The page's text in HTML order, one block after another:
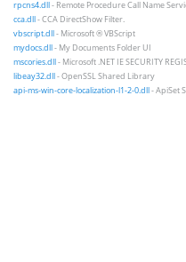
rpcns4.dll- Remote Procedure Call Name
cca.dll- CCA DirectShow Filter.
vbscript.dll- Microsoft ® VBScript
mydocs.dll- My Documents Folder UI
mscories.dll- Microsoft .NET IE SECURITY
libeay32.dll- OpenSSL Shared Library
api-ms-win-core-localization-l1-2-0.dll- ApiSet